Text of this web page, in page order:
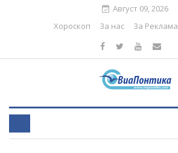
Август 09, 2026
Хороскоп
За нас За Реклама